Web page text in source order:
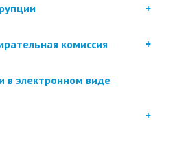
комиссия
в электронном виде